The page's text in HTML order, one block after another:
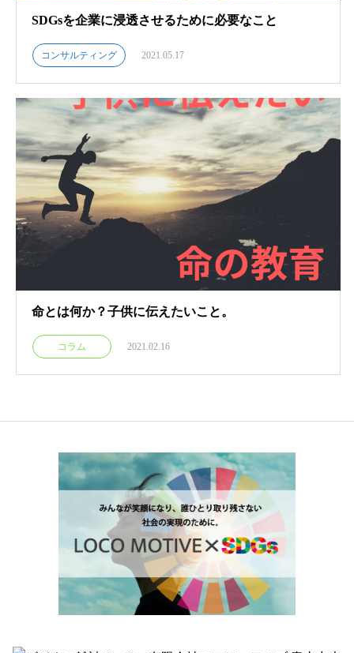
SDGsを企業に浸透させるために必要なこと
コンサルティング 2021.05.17
命とは何か？子供に伝えたいこと。
コラム 2021.02.16